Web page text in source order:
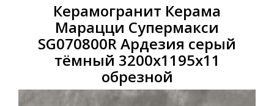
Керамогранит Керама
Марацци Супермакси
SG070800R Ардезия серый
тёмный 3200x1195x11
обрезной